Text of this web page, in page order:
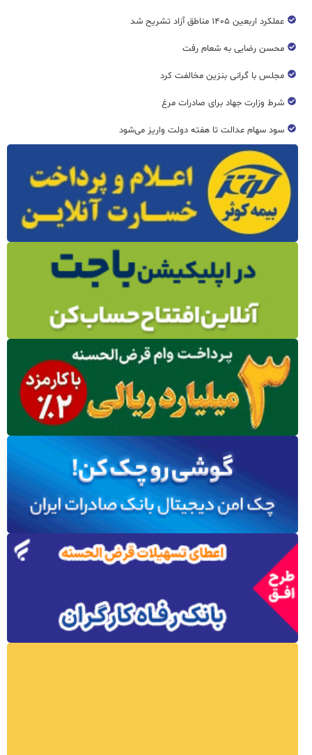
عملکرد اربعین ۱۴۰۵ مناطق آزاد تشریح شد
محسن رضایی به شعام رفت
مجلس با گرانی بنزین مخالفت کرد
شرط وزارت جهاد برای صادرات مرغ
سود سهام عدالت تا هفته دولت واریز می‌شود